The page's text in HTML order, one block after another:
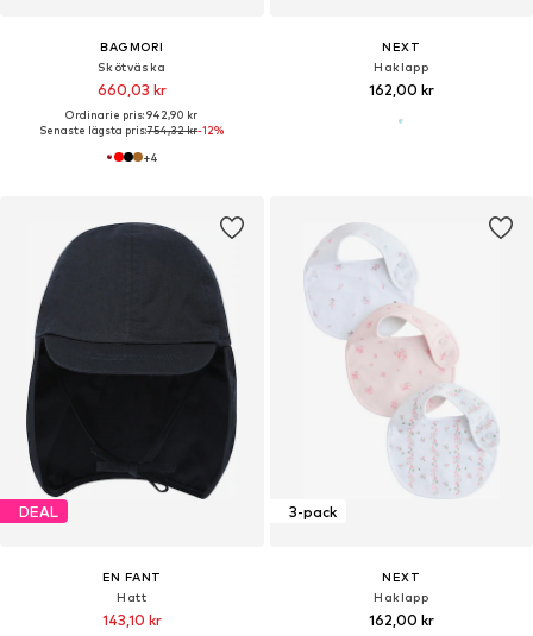
BAGMORI
Skötväska
660,03 kr
Ordinarie pris: 942,90 kr
Senaste lägsta pris:754,32 kr-12%
+4
NEXT
Haklapp
162,00 kr
DEAL
EN FANT
Hatt
143,10 kr
3-pack
NEXT
Haklapp
162,00 kr